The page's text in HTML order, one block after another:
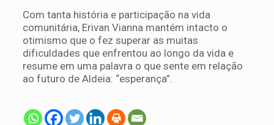
Com tanta história e participação na vida
comunitária, Erivan Vianna mantém intacto o
otimismo que o fez superar as muitas
dificuldades que enfrentou ao longo da vida e
resume em uma palavra o que sente em relação
ao futuro de Aldeia: “esperança”.